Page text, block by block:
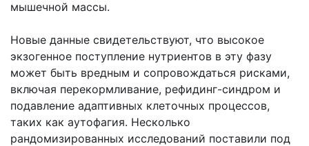
мышечной массы.
Новые данные свидетельствуют, что высокое
экзогенное поступление нутриентов в эту фазу
может быть вредным и сопровождаться рисками,
включая перекормливание, рефидинг-синдром и
подавление адаптивных клеточных процессов,
таких как аутофагия. Несколько
рандомизированных исследований поставили под